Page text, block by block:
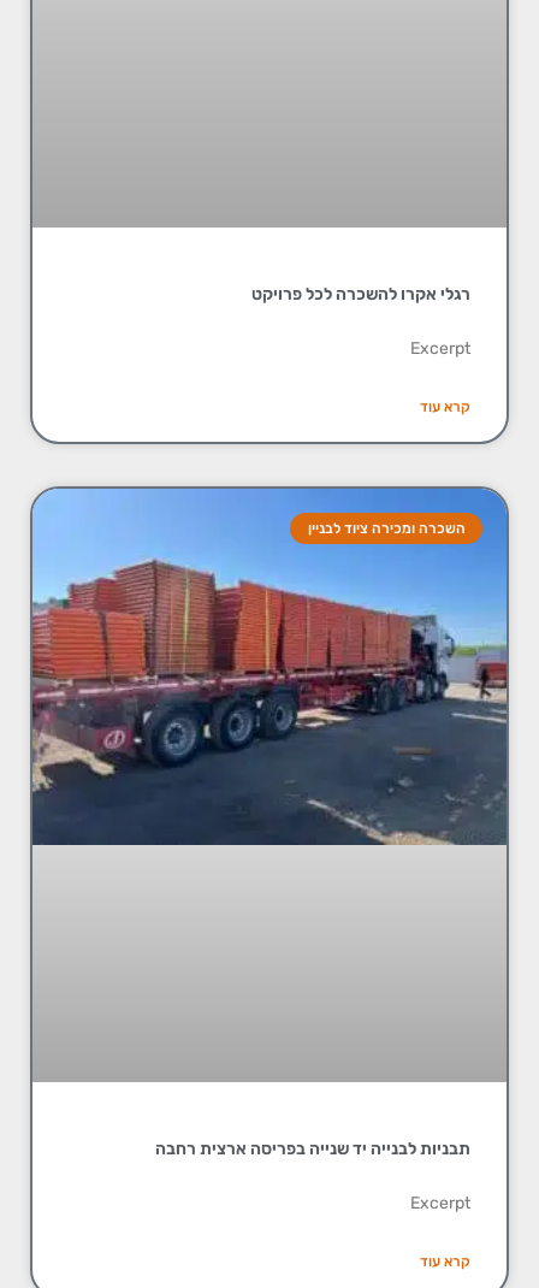
רגלי אקרו להשכרה לכל פרויקט
Excerpt
קרא עוד
השכרה ומכירה ציוד לבניין
תבניות לבנייה יד שנייה בפריסה ארצית רחבה
Excerpt
קרא עוד